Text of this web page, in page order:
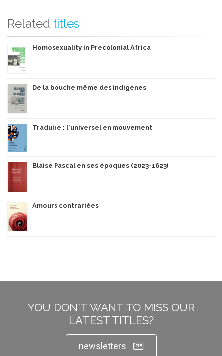
Related titles
Homosexuality in Precolonial Africa
De la bouche même des indigènes
Traduire : l'universel en mouvement
Blaise Pascal en ses époques (2023-1623)
Amours contrariées
YOU DON'T WANT TO MISS OUR
LATEST TITLES?
newsletters